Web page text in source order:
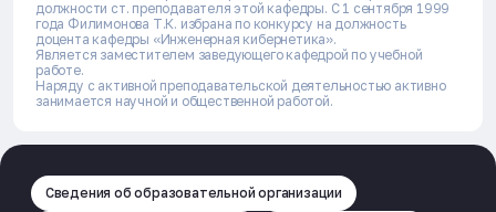
должности ст. преподавателя этой кафедры. С 1 сентября 1999
года Филимонова Т.К. избрана по конкурсу на должность
доцента кафедры «Инженерная кибернетика».
Является заместителем заведующего кафедрой по учебной
работе.
Наряду с активной преподавательской деятельностью активно
занимается научной и общественной работой.
Сведения об образовательной организации